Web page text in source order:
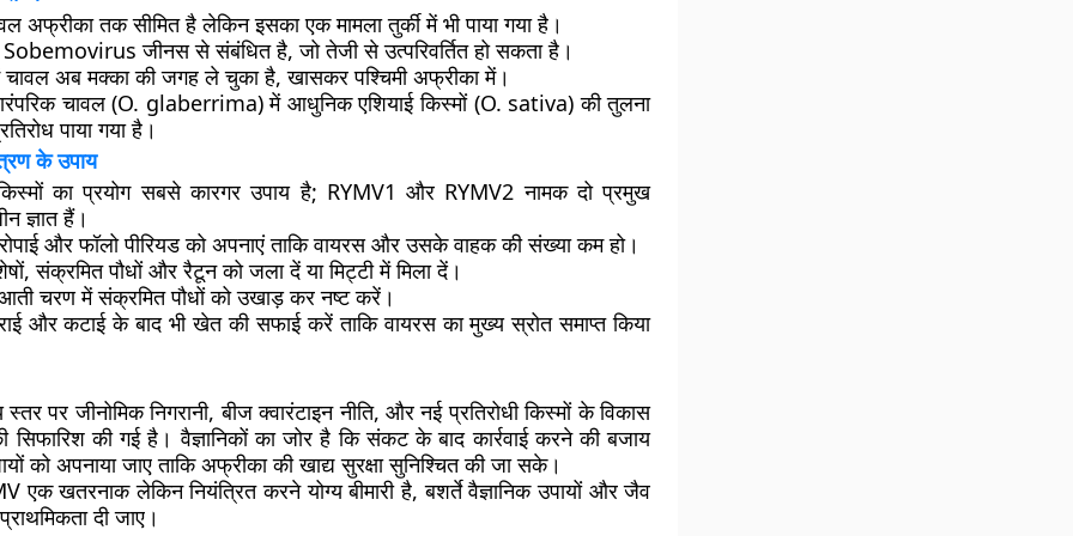
अफ्रीका तक सीमित है लेकिन इसका एक मामला तुर्की में भी पाया गया है।
जीनस से संबंधित है, जो तेजी से उत्परिवर्तित हो सकता है।
अब मक्का की जगह ले चुका है, खासकर पश्चिमी अफ्रीका में।
चावल (O. glaberrima) में आधुनिक एशियाई किस्मों (O. sativa) की तुलना
पाया गया है।
के उपाय
का प्रयोग सबसे कारगर उपाय है; RYMV1 और RYMV2 नामक दो प्रमुख
ज्ञात हैं।
और फॉलो पीरियडको अपनाएं ताकि वायरस और उसके वाहक की संख्या कम हो।
संक्रमित पौधों और रैटून को जला देंया मिट्टी में मिला दें।
चरण में संक्रमित पौधों को उखाड़ कर नष्ट करें।
और कटाई के बाद भी खेत की सफाई करेंताकि वायरस का मुख्य स्रोत समाप्त किया
स्तर परजीनोमिक निगरानी,बीज क्वारंटाइन नीति, औरनई प्रतिरोधी किस्मों के विकास
सिफारिश की गई है। वैज्ञानिकों का जोर है कि संकट के बाद कार्रवाई करने की बजाय
को अपनाया जाए ताकि अफ्रीका की खाद्य सुरक्षा सुनिश्चित की जा सके।
एक खतरनाक लेकिन नियंत्रित करने योग्य बीमारी है, बशर्ते वैज्ञानिक उपायों और जैव
दी जाए।